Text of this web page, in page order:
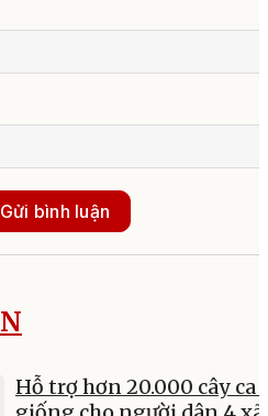
Gửi bình luận
Hỗ trợ hơn 20.000 cây ca